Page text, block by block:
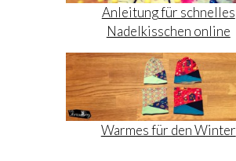
Anleitung für schnelles
Nadelkisschen online
Warmes für den Winter